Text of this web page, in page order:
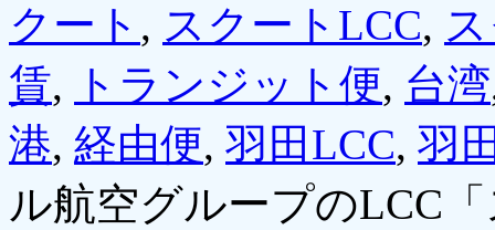
クート , スクートLCC,
賃, トランジット便, 台湾
港, 経由便, 羽田LCC, 羽
ル航空グループのLCC